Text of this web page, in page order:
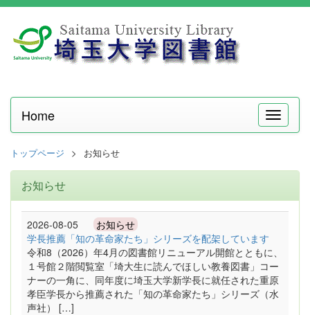
メ
ニ
Home
トップページ お知らせ
お知らせ
2026-08-05 お知らせ
学長推薦「知の革命家たち」シリーズを配架しています
令和8（2026）年4月の図書館リニューアル開館とともに、
１号館２階閲覧室「埼大生に読んでほしい教養図書」コー
ナーの一角に、同年度に埼玉大学新学長に就任された重原
孝臣学長から推薦された「知の革命家たち」シリーズ（水
声社） […]